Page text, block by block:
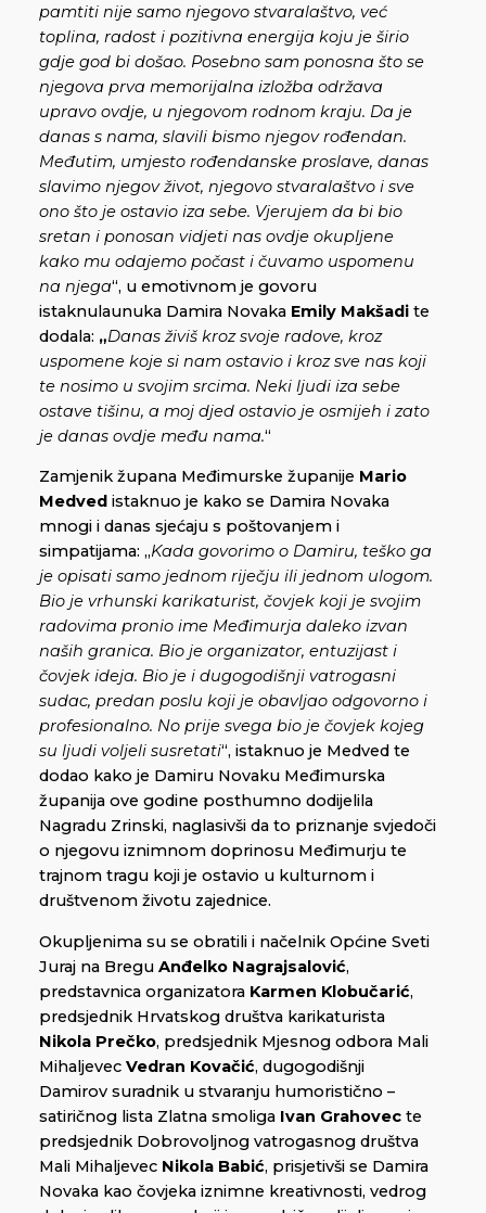
pamtiti nije samo njegovo stvaralaštvo, već
toplina, radost i pozitivna energija koju je širio
gdje god bi došao. Posebno sam ponosna što se
njegova prva memorijalna izložba održava
upravo ovdje, u njegovom rodnom kraju. Da je
danas s nama, slavili bismo njegov rođendan.
Međutim, umjesto rođendanske proslave, danas
slavimo njegov život, njegovo stvaralaštvo i sve
ono što je ostavio iza sebe. Vjerujem da bi bio
sretan i ponosan vidjeti nas ovdje okupljene
kako mu odajemo počast i čuvamo uspomenu
na njega“, u emotivnom je govoru
istaknulaunuka Damira Novaka Emily Makšadi te
dodala: „Danas živiš kroz svoje radove, kroz
uspomene koje si nam ostavio i kroz sve nas koji
te nosimo u svojim srcima. Neki ljudi iza sebe
ostave tišinu, a moj djed ostavio je osmijeh i zato
je danas ovdje među nama.“
Zamjenik župana Međimurske županije Mario
Medved istaknuo je kako se Damira Novaka
mnogi i danas sjećaju s poštovanjem i
simpatijama: „Kada govorimo o Damiru, teško ga
je opisati samo jednom riječju ili jednom ulogom.
Bio je vrhunski karikaturist, čovjek koji je svojim
radovima pronio ime Međimurja daleko izvan
naših granica. Bio je organizator, entuzijast i
čovjek ideja. Bio je i dugogodišnji vatrogasni
sudac, predan poslu koji je obavljao odgovorno i
profesionalno. No prije svega bio je čovjek kojeg
su ljudi voljeli susretati“, istaknuo je Medved te
dodao kako je Damiru Novaku Međimurska
županija ove godine posthumno dodijelila
Nagradu Zrinski, naglasivši da to priznanje svjedoči
o njegovu iznimnom doprinosu Međimurju te
trajnom tragu koji je ostavio u kulturnom i
društvenom životu zajednice.
Okupljenima su se obratili i načelnik Općine Sveti
Juraj na Bregu Anđelko Nagrajsalović,
predstavnica organizatora Karmen Klobučarić,
predsjednik Hrvatskog društva karikaturista
Nikola Prečko, predsjednik Mjesnog odbora Mali
Mihaljevec Vedran Kovačić, dugogodišnji
Damirov suradnik u stvaranju humoristično –
satiričnog lista Zlatna smoliga Ivan Grahovec te
predsjednik Dobrovoljnog vatrogasnog društva
Mali Mihaljevec Nikola Babić, prisjetivši se Damira
Novaka kao čovjeka iznimne kreativnosti, vedrog